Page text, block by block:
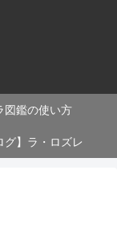
図鑑の使い方
グ】ラ・ロズレ